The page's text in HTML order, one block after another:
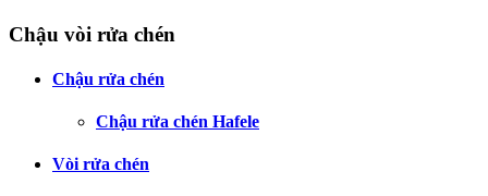
Chậu vòi rửa chén
Chậu rửa chén
Chậu rửa chén Hafele
Vòi rửa chén